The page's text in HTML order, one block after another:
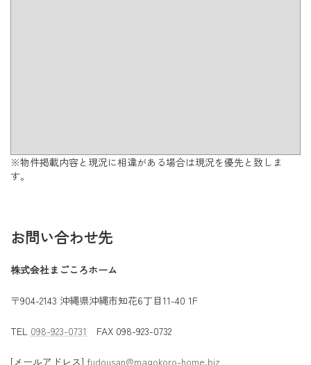
※物件掲載内容と現況に相違がある場合は現況を優先と致しま
す。
お問い合わせ先
株式会社まごころホーム
〒904-2143 沖縄県沖縄市知花6丁目11-40 1F
TEL 098-923-0731 FAX 098-923-0732
[メールアドレス] fudousan@magokoro-home.biz